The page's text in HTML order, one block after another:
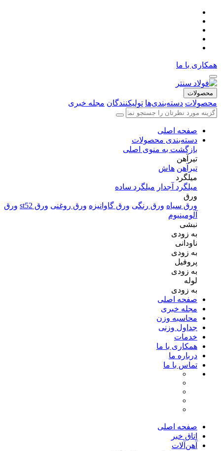
همکاری با ما
محصولات
محصولات دسته‌بندی‌ها تولیکنندگان مجله خبری
صفحه اصلی
دسته‌بندی محصولات
بازگشت به منوی اصلی
تیرآهن
تیرآهن هاش
میلگرد
میلگرد آجدار میلگرد ساده
ورق
ورق سیاه ورق رنگی ورق گاوانیزه ورق روغنی ورق st52
ورق
آلومینیوم
نبشی
به زودی
ناودانی
به زودی
پروفیل
به زودی
لوله
به زودی
صفحه اصلی
مجله خبری
محاسبه وزن
جداول وزنی
خدمات
همکاری با ما
درباره ما
تماس با ما
صفحه اصلی
اتاق خبر
آهن‌آلات